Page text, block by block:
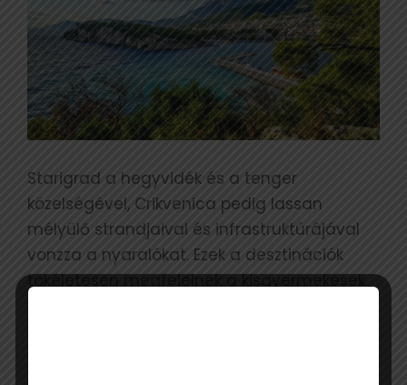
Starigrad a hegyvidék és a tenger
közelségével, Crikvenica pedig lassan
mélyülő strandjaival és infrastruktúrájával
vonzza a nyaralókat. Ezek a desztinációk
tökéletesen megfelelnek a kisgyermekesek